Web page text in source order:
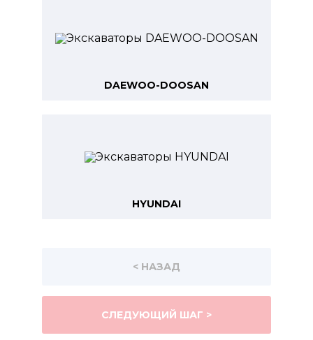
DAEWOO-DOOSAN
HYUNDAI
< НАЗАД
СЛЕДУЮЩИЙ ШАГ >